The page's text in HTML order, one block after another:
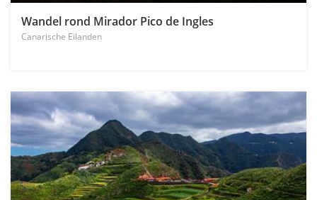
Wandel rond Mirador Pico de Ingles
Canarische Eilanden